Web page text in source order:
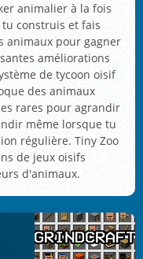
animalier à la fois
construis et fais
animaux pour gagner
améliorations
de tycoon oisif
des animaux
rares pour agrandir
même lorsque tu
régulière. Tiny Zoo
de jeux oisifs
d'animaux.